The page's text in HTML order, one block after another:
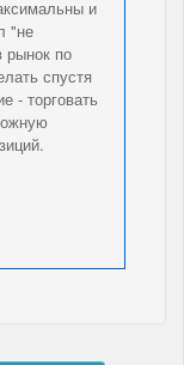
и
"не
рынок по
спустя
- торговать